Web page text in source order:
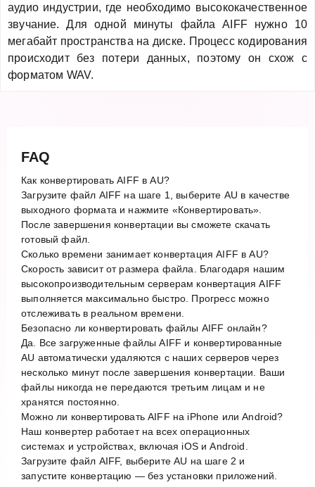
аудио индустрии, где необходимо высококачественное
звучание. Для одной минуты файла AIFF нужно 10
мегабайт пространства на диске. Процесс кодирования
происходит без потери данных, поэтому он схож с
форматом WAV.
FAQ
Как конвертировать AIFF в AU?
Загрузите файл AIFF на шаге 1, выберите AU в качестве
выходного формата и нажмите «Конвертировать».
После завершения конвертации вы сможете скачать
готовый файл.
Сколько времени занимает конвертация AIFF в AU?
Скорость зависит от размера файла. Благодаря нашим
высокопроизводительным серверам конвертация AIFF
выполняется максимально быстро. Прогресс можно
отслеживать в реальном времени.
Безопасно ли конвертировать файлы AIFF онлайн?
Да. Все загруженные файлы AIFF и конвертированные
AU автоматически удаляются с наших серверов через
несколько минут после завершения конвертации. Ваши
файлы никогда не передаются третьим лицам и не
хранятся постоянно.
Можно ли конвертировать AIFF на iPhone или Android?
Наш конвертер работает на всех операционных
системах и устройствах, включая iOS и Android.
Загрузите файл AIFF, выберите AU на шаге 2 и
запустите конвертацию — без установки приложений.